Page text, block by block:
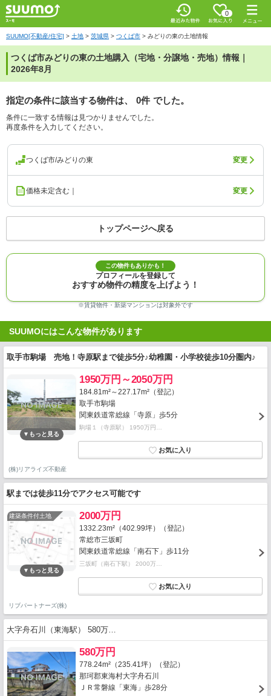
0
SUUMO[不動産/住宅] > 土地 > 茨城県 > つくば市 > みどりの東の土地情報
つくば市みどりの東の土地購入（宅地・分譲地・売地）情報｜
2026年8月
指定の条件に該当する物件は、 0件 でした。
条件に一致する情報は見つかりませんでした。
再度条件を入力してください。
つくば市/みどりの東 変更
価格未定含む｜ 変更
トップページへ戻る
この物件もありかも！
プロフィールを登録して
おすすめ物件の精度を上げよう！
※賃貸物件・新築マンションは対象外です
SUUMOにはこんな物件があります
取手市駒場 売地！寺原駅まで徒歩5分♪幼稚園・小学校徒歩10分圏内♪
1950万円～2050万円
184.81m²～227.17m²（登記）
取手市駒場
関東鉄道常総線「寺原」歩5分
駒場１（寺原駅） 1950万円…
(株)リアライズ不動産
駅までは徒歩11分でアクセス可能です
建築条件付土地 2000万円
1332.23m²（402.99坪）（登記）
常総市三坂町
関東鉄道常総線「南石下」歩11分
三坂町（南石下駅） 2000万…
リブパートナーズ(株)
大字舟石川（東海駅） 580万…
580万円
778.24m²（235.41坪）（登記）
那珂郡東海村大字舟石川
ＪＲ常磐線「東海」歩28分